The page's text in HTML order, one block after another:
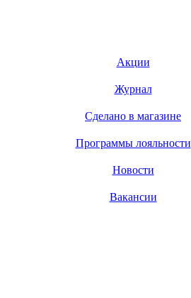
Акции
Журнал
Сделано в магазине
Программы лояльности
Новости
Вакансии